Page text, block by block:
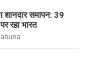
समापन: 39
रहा भारत